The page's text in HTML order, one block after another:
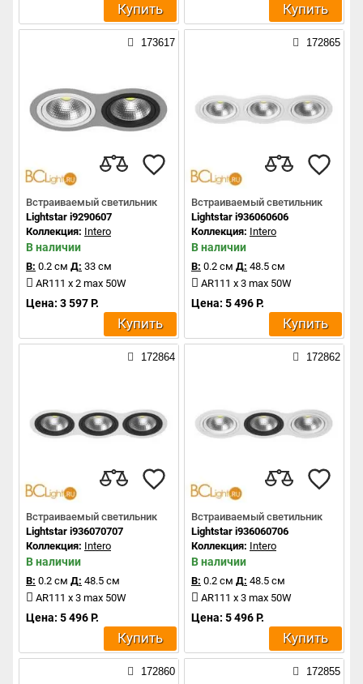
Купить Купить
173617
Встраиваемый светильник
Lightstar i9290607
Коллекция: Intero
В наличии
В: 0.2 см Д: 33 см
AR111 x 2 max 50W
Цена: 3 597 Р.
Купить
172865
Встраиваемый светильник
Lightstar i936060606
Коллекция: Intero
В наличии
В: 0.2 см Д: 48.5 см
AR111 x 3 max 50W
Цена: 5 496 Р.
Купить
172864
Встраиваемый светильник
Lightstar i936070707
Коллекция: Intero
В наличии
В: 0.2 см Д: 48.5 см
AR111 x 3 max 50W
Цена: 5 496 Р.
Купить
172862
Встраиваемый светильник
Lightstar i936060706
Коллекция: Intero
В наличии
В: 0.2 см Д: 48.5 см
AR111 x 3 max 50W
Цена: 5 496 Р.
Купить
172860 172855